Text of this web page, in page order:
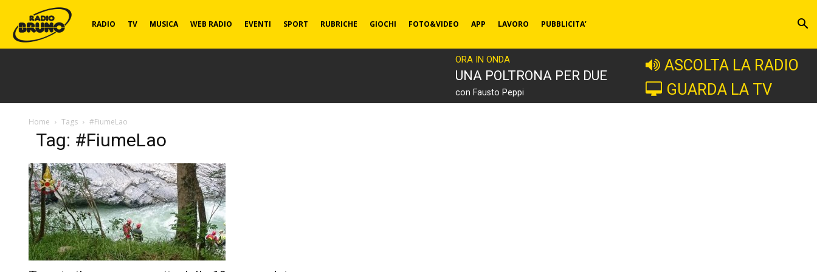
Radio
RADIO TV MUSICA WEB RADIO EVENTI SPORT RUBRICHE GIOCHI FOTO&VIDEO APP LAVORO PUBBLICITA’
ORA IN ONDA
UNA POLTRONA PER DUE
con Fausto Peppi
ASCOLTA LA RADIO
GUARDA LA TV
Home Tags #FiumeLao
Tag: #FiumeLao